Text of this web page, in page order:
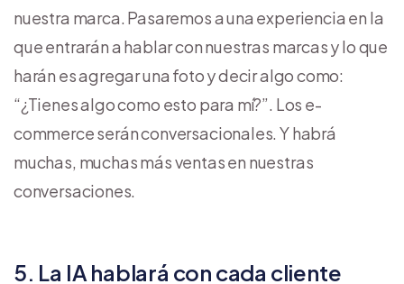
nuestra marca. Pasaremos a una experiencia en la
que entrarán a hablar con nuestras marcas y lo que
harán es agregar una foto y decir algo como:
“¿Tienes algo como esto para mí?”. Los e-
commerce serán conversacionales. Y habrá
muchas, muchas más ventas en nuestras
conversaciones.
5. La IA hablará con cada cliente